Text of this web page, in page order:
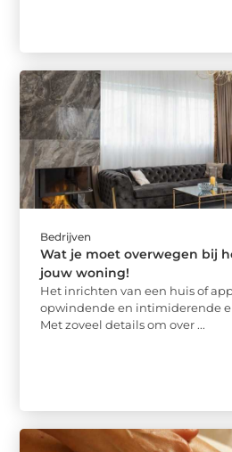
Bedrijven
Wat je moet overwegen bij
jouw woning!
Het inrichten van een huis of
opwindende en intimiderende
Met zoveel details om over ...